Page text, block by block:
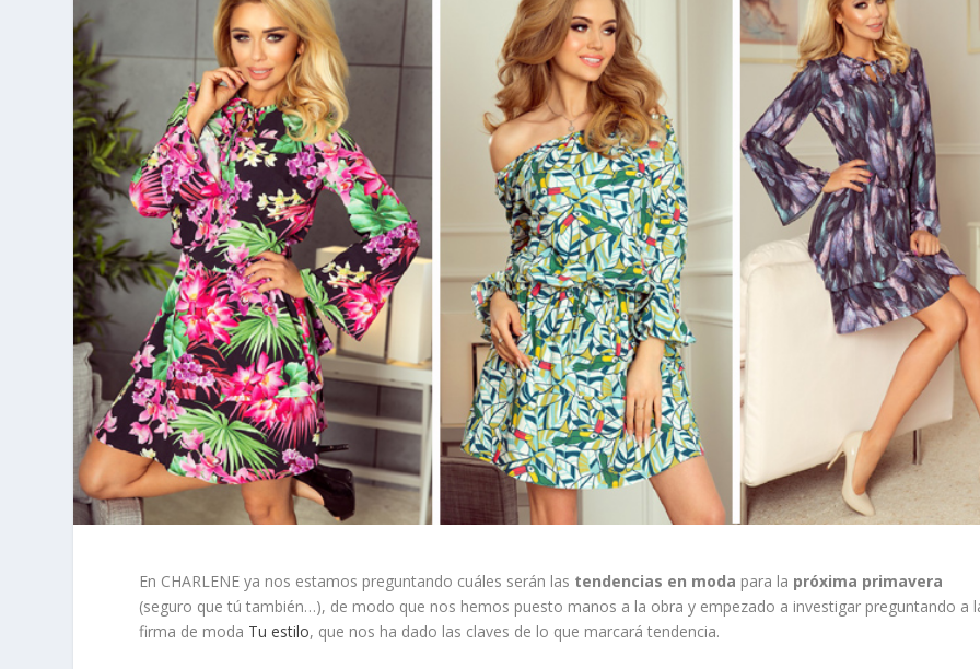
En CHARLENE ya nos estamos preguntando cuáles serán las tendencias en moda para la próxima primavera
(seguro que tú también…), de modo que nos hemos puesto manos a la obra y empezado a investigar preguntando a
firma de moda Tu estilo, que nos ha dado las claves de lo que marcará tendencia.